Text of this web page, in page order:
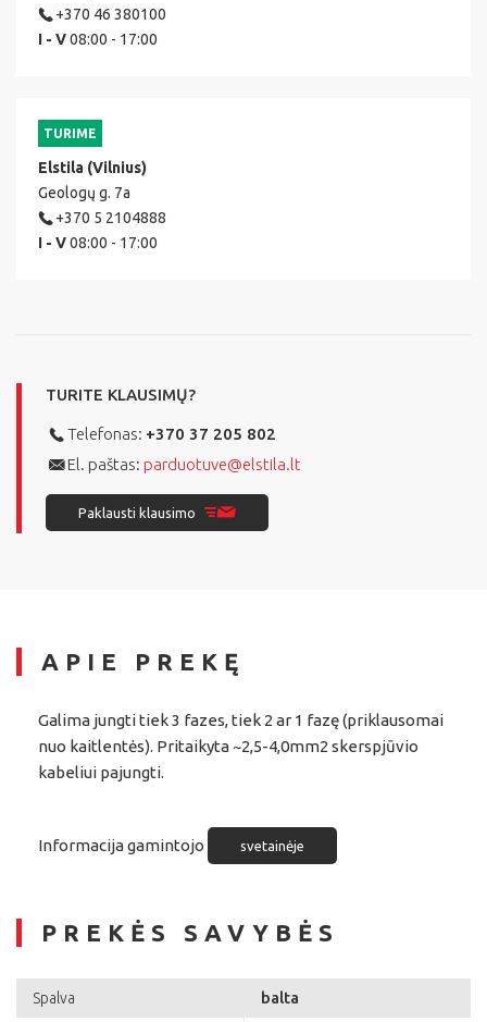
+370 46 380100
I - V08:00 - 17:00
TURIME
Elstila (Vilnius)
Geologų g. 7a
+370 5 2104888
I - V08:00 - 17:00
TURITE KLAUSIMŲ?
Telefonas: +370 37 205 802
El. paštas: parduotuve@elstila.lt
Paklausti klausimo
APIE PREKĘ
Galima jungti tiek 3 fazes, tiek 2 ar 1 fazę (priklausomai
nuo kaitlentės). Pritaikyta ~2,5-4,0mm2 skerspjūvio
kabeliui pajungti.
Informacija gamintojo svetainėje
PREKĖS SAVYBĖS
Spalva balta